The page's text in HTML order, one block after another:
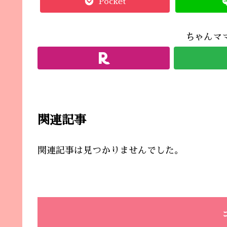
ちゃんマ
関連記事
関連記事は見つかりませんでした。